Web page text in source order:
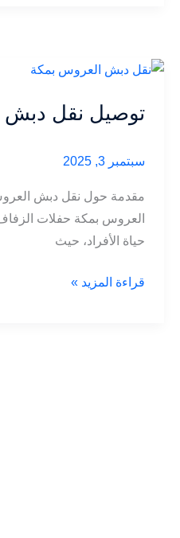
توصيل نقل دبش
سبتمبر 3, 2025
مقدمة حول نقل دبش
العروس بمكة حفلات
حياة الأفراد، حيث
توصيل
قراءة المزيد »